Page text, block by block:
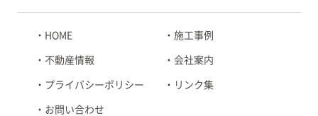
HOME 施工事例
不動産情報 会社案内
プライバシーポリシー リンク集
お問い合わせ